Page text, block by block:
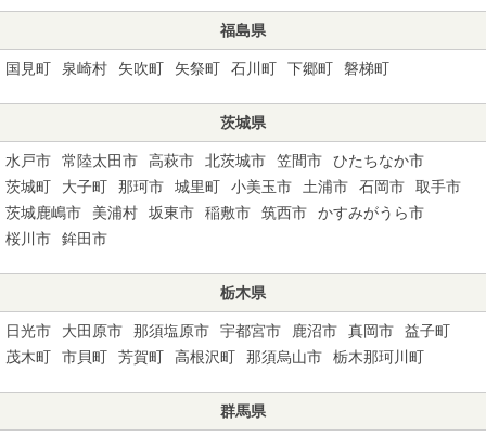
福島県
国見町 泉崎村 矢吹町 矢祭町 石川町 下郷町 磐梯町
茨城県
水戸市 常陸太田市 高萩市 北茨城市 笠間市
ひたちなか市
茨城町
大子町 那珂市 城里町 小美玉市 土浦市 石岡市
取手市
茨城鹿嶋市
美浦村 坂東市 稲敷市 筑西市
かすみがうら市
桜川市
鉾田市
栃木県
日光市 大田原市 那須塩原市 宇都宮市 鹿沼市 真岡市
益子町
茂木町
市貝町 芳賀町 高根沢町 那須烏山市 栃木那珂川町
群馬県